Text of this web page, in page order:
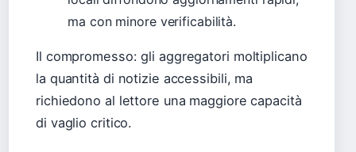
ma con minore verificabilità.
Il compromesso: gli aggregatori moltiplicano
la quantità di notizie accessibili, ma
richiedono al lettore una maggiore capacità
di vaglio critico.